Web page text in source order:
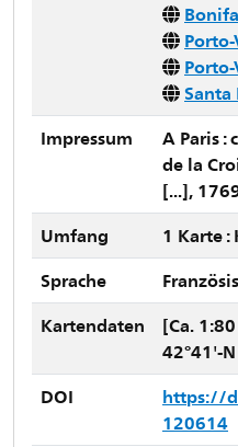
Santa
Impressum
A Paris :
de la
[...],
Umfang
1 Karte :
Sprache
Kartendaten
[Ca.
42°41'-
DOI
https://
120614